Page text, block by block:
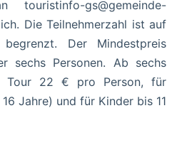
gs@gemeinde-
Die Teilnehmerzahl ist auf
Der Mindestpreis
sechs Personen. Ab sechs
Tour 22 € pro Person, für
Jahre) und für Kinder bis 11